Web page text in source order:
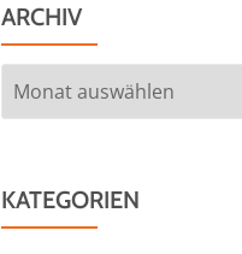
ARCHIV
Archiv
KATEGORIEN